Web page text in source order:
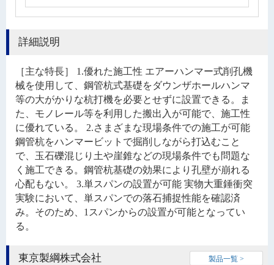
詳細説明
［主な特長］ 1.優れた施工性 エアーハンマー式削孔機
械を使用して、鋼管杭式基礎をダウンザホールハンマ
等の大がかりな杭打機を必要とせずに設置できる。ま
た、モノレール等を利用した搬出入が可能で、施工性
に優れている。 2.さまざまな現場条件での施工が可能
鋼管杭をハンマービットで掘削しながら打込むこと
で、玉石礫混じり土や崖錐などの現場条件でも問題な
く施工できる。鋼管杭基礎の効果により孔壁が崩れる
心配もない。 3.単スパンの設置が可能 実物大重錘衝突
実験において、単スパンでの落石捕捉性能を確認済
み。そのため、1スパンからの設置が可能となってい
る。
東京製綱株式会社 製品一覧 >